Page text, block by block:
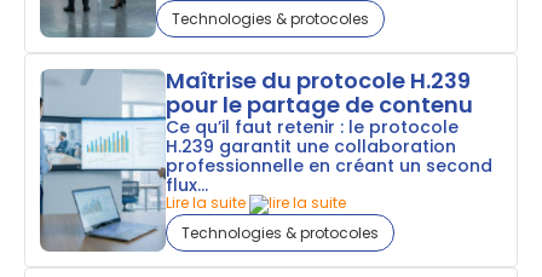
Technologies & protocoles
Maîtrise du protocole H.239
pour le partage de contenu
Ce qu’il faut retenir : le protocole
H.239 garantit une collaboration
professionnelle en créant un second
flux...
Lire la suite
Technologies & protocoles